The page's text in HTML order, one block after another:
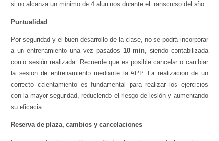
si no alcanza un mínimo de 4 alumnos durante el transcurso del año.
Puntualidad
Por seguridad y el buen desarrollo de la clase, no se podrá incorporar
a un entrenamiento una vez pasados 10 min, siendo contabilizada
como sesión realizada. Recuerde que es posible cancelar o cambiar
la sesión de entrenamiento mediante la APP. La realización de un
correcto calentamiento es fundamental para realizar los ejercicios
con la mayor seguridad, reduciendo el riesgo de lesión y aumentando
su eficacia.
Reserva de plaza, cambios y cancelaciones